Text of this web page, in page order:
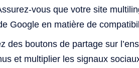
vous que votre site
Google en matière de
des boutons de partage sur
et multiplier les signaux